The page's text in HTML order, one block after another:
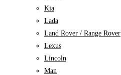
Kia
Lada
Land Rover / Range Rover
Lexus
Lincoln
Man